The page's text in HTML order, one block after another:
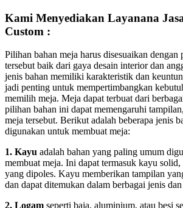
Kami Menyediakan Layanana
Custom :
Pilihan bahan meja harus disesuaikan dengan
tersebut baik dari gaya desain interior dan
jenis bahan memiliki karakteristik dan
jadi penting untuk mempertimbangkan
memilih meja. Meja dapat terbuat dari
pilihan bahan ini dapat memengaruhi
meja tersebut. Berikut adalah beberapa jenis
digunakan untuk membuat meja:
1. Kayu adalah bahan yang paling umum
membuat meja. Ini dapat termasuk kayu
yang dipoles. Kayu memberikan tampilan
dan dapat ditemukan dalam berbagai jenis
2. Logam seperti baja, aluminium, atau besi